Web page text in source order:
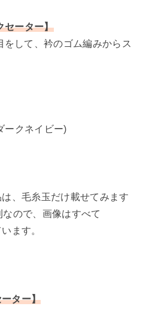
セーター】
して、衿のゴム編みからス
クネイビー)
、毛糸玉だけ載せてみます
ので、画像はすべて
ます。
ター】